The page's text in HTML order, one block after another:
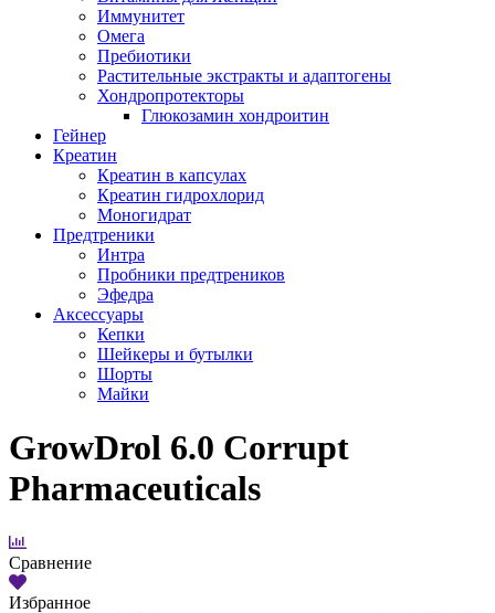
Иммунитет
Омега
Пребиотики
Растительные экстракты и адаптогены
Хондропротекторы
Глюкозамин хондроитин
Гейнер
Креатин
Креатин в капсулах
Креатин гидрохлорид
Моногидрат
Предтреники
Интра
Пробники предтреников
Эфедра
Аксессуары
Кепки
Шейкеры и бутылки
Шорты
Майки
GrowDrol 6.0 Corrupt
Pharmaceuticals
Сравнение
Избранное